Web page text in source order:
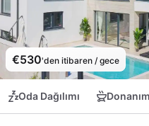
€530'den itibaren / gece
Oda Dağılımı